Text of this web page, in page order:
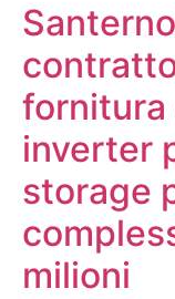
fornitura
inverter
storage
milioni